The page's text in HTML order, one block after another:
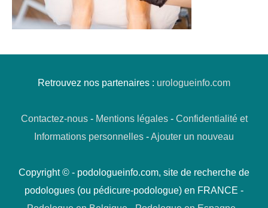
Retrouvez nos partenaires : urologueinfo.com
Contactez-nous- Mentions légales- Confidentialité et
Informations personnelles -Ajouter un nouveau
Copyright © - podologueinfo.com, site de recherche de
podologues (ou pédicure-podologue) en FRANCE -